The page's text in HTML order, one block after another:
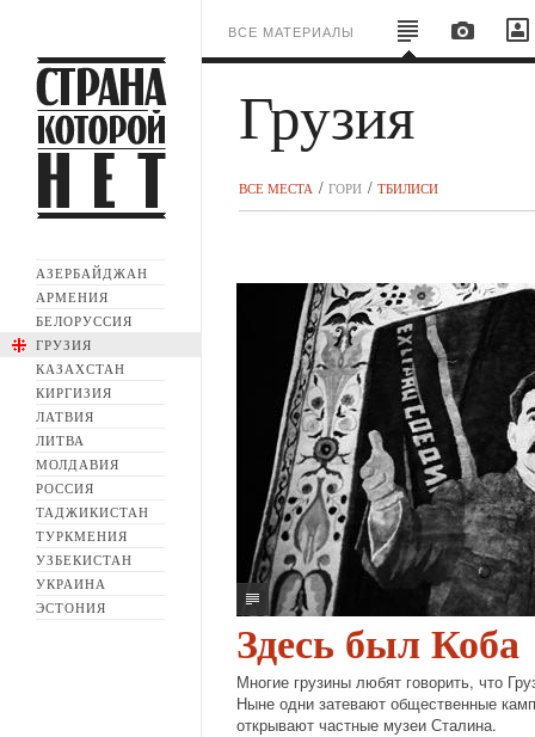
АЗЕРБАЙДЖАН
АРМЕНИЯ
БЕЛОРУССИЯ
ГРУЗИЯ
КАЗАХСТАН
КИРГИЗИЯ
ЛАТВИЯ
ЛИТВА
МОЛДАВИЯ
РОССИЯ
ТАДЖИКИСТАН
ТУРКМЕНИЯ
УЗБЕКИСТАН
УКРАИНА
ЭСТОНИЯ
ВСЕ МАТЕРИАЛЫ
Грузия
ВСЕ МЕСТА ГОРИ ТБИЛИСИ
Здесь был Коба
Многие грузины любят говорить, что
Ныне одни затевают общественные
открывают частные музеи Сталина.